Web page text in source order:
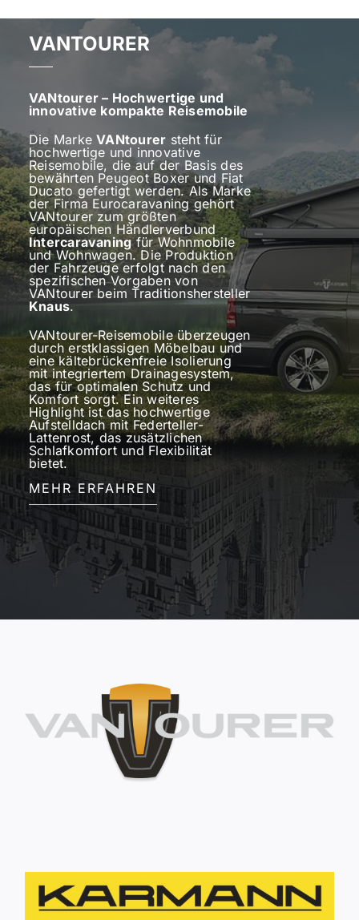
VANTOURER
VANtourer – Hochwertige und
innovative kompakte Reisemobile
Die MarkeVANtourer steht für
hochwertige und innovative
Reisemobile, die auf der Basis des
bewährten Peugeot Boxer und Fiat
Ducato gefertigt werden. Als Marke
der Firma Eurocaravaning gehört
VANtourer zum größten
europäischen Händlerverbund
Intercaravaningfür Wohnmobile
und Wohnwagen. Die Produktion
der Fahrzeuge erfolgt nach den
spezifischen Vorgaben von
VANtourer beim Traditionshersteller
Knaus.
VANtourer-Reisemobile überzeugen
durch erstklassigen Möbelbau und
eine kältebrückenfreie Isolierung
mit integriertem Drainagesystem,
das für optimalen Schutz und
Komfort sorgt. Ein weiteres
Highlight ist das hochwertige
Aufstelldach mit Federteller-
Lattenrost, das zusätzlichen
Schlafkomfort und Flexibilität
bietet.
MEHR ERFAHREN